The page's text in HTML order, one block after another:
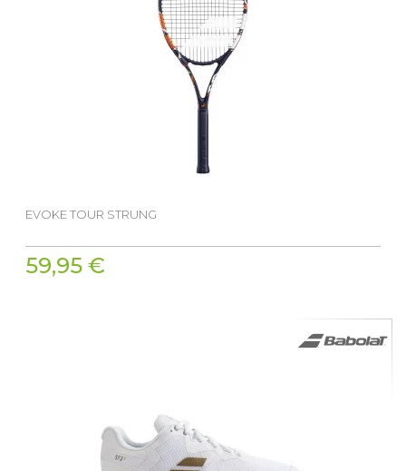
EVOKE TOUR STRUNG
59,95 €